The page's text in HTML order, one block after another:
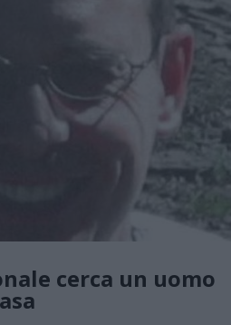
cerca un uomo